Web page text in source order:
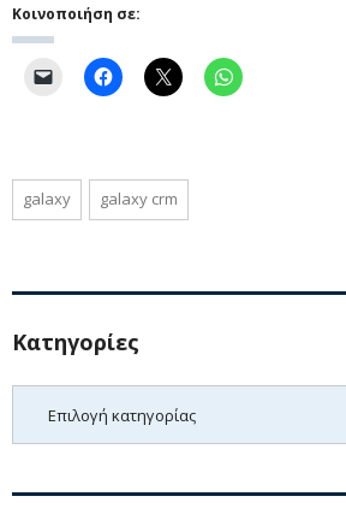
Κοινοποιήση σε:
galaxy galaxy crm
Kατηγορίες
Επιλογή κατηγορίας